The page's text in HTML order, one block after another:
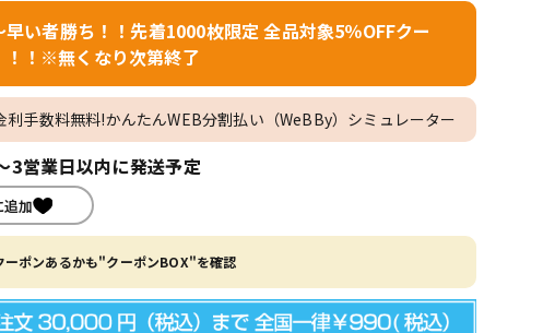
い者勝ち！！先着1000枚限定 全品対象5％OFFクー
！！※無くなり次第終了
利手数料無料!かんたんWEB分割払い（WeBBy）シミュレーター
3営業日以内に発送予定
追加
ーポンあるかも"クーポンBOX"を確認